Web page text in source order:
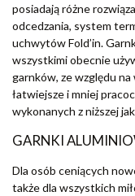
posiadają różne
odcedzania, system
uchwytów Fold’in.
wszystkimi obecnie
garnków, ze względu
łatwiejsze i mniej
wykonanych z niższej
GARNKI
Dla osób ceniących
także dla wszystkich